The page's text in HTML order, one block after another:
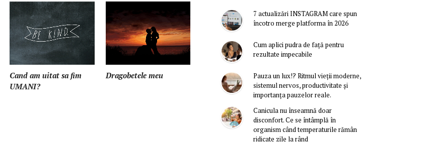
Cand am uitat sa fim
UMANI?
Dragobetele meu
7 actualizări INSTAGRAM care spun
încotro merge platforma în 2026
Cum aplici pudra de față pentru
rezultate impecabile
Pauza un lux!? Ritmul vieții moderne,
sistemul nervos, productivitate și
importanța pauzelor reale.
Canicula nu înseamnă doar
disconfort. Ce se întâmplă în
organism când temperaturile rămân
ridicate zile la rând